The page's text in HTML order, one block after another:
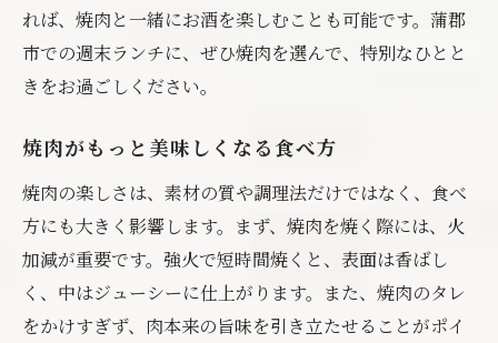
れば、焼肉と一緒にお酒を楽しむことも可能です。蒲郡
市での週末ランチに、ぜひ焼肉を選んで、特別なひとと
きをお過ごしください。
焼肉がもっと美味しくなる食べ方
焼肉の楽しさは、素材の質や調理法だけではなく、食べ
方にも大きく影響します。まず、焼肉を焼く際には、火
加減が重要です。強火で短時間焼くと、表面は香ばし
く、中はジューシーに仕上がります。また、焼肉のタレ
をかけすぎず、肉本来の旨味を引き立たせることがポイ